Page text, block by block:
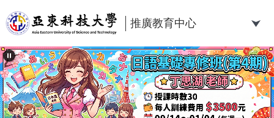
到
主
要
內
容
區
推廣教育中心